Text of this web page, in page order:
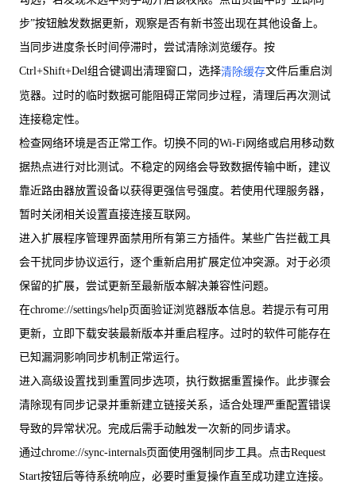
步”按钮触发数据更新，观察是否有新书签出现在其他设备上。
当同步进度条长时间停滞时，尝试清除浏览缓存。按
Ctrl+Shift+Del组合键调出清理窗口，选择清除缓存文件后重启浏
览器。过时的临时数据可能阻碍正常同步过程，清理后再次测试
连接稳定性。
检查网络环境是否正常工作。切换不同的Wi-Fi网络或启用移动数
据热点进行对比测试。不稳定的网络会导致数据传输中断，建议
靠近路由器放置设备以获得更强信号强度。若使用代理服务器，
暂时关闭相关设置直接连接互联网。
进入扩展程序管理界面禁用所有第三方插件。某些广告拦截工具
会干扰同步协议运行，逐个重新启用扩展定位冲突源。对于必须
保留的扩展，尝试更新至最新版本解决兼容性问题。
在chrome://settings/help页面验证浏览器版本信息。若提示有可用
更新，立即下载安装最新版本并重启程序。过时的软件可能存在
已知漏洞影响同步机制正常运行。
进入高级设置找到重置同步选项，执行数据重置操作。此步骤会
清除现有同步记录并重新建立链接关系，适合处理严重配置错误
导致的异常状况。完成后需手动触发一次新的同步请求。
通过chrome://sync-internals页面使用强制同步工具。点击Request
Start按钮后等待系统响应，必要时重复操作直至成功建立连接。